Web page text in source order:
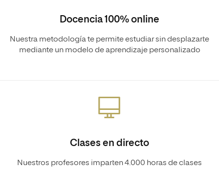
Docencia 100% online
Nuestra metodología te permite estudiar sin desplazarte
mediante un modelo de aprendizaje personalizado
Clases en directo
Nuestros profesores imparten 4.000 horas de clases